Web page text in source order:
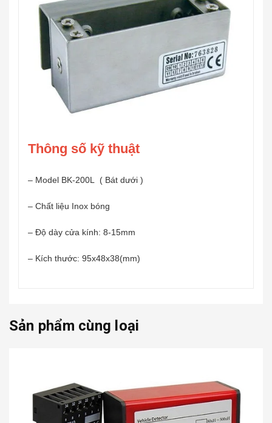
Thông số kỹ thuật
– Model BK-200L ( Bát dưới )
– Chất liệu Inox bóng
– Độ dày cửa kính: 8-15mm
– Kích thước: 95x48x38(mm)
Sản phẩm cùng loại